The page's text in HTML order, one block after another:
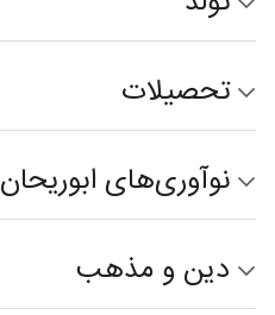
تحصیلات
نوآوری‌های ابوریحان
دین و مذهب